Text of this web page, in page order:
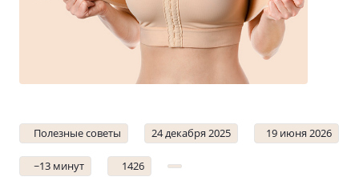
Полезные советы 24 декабря 2025 19 июня 2026
~13 минут 1426